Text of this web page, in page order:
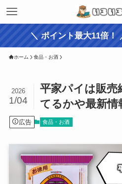
＼ ポイント最大11倍！
ホーム 食品・お酒
平家パイは販売
てるかや最新情
2026
1/04
広告 食品・お酒